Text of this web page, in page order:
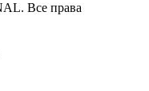
Все права